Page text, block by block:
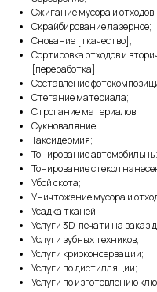
Сжигание мусора и отходов;
Скрайбирование лазерное;
Снование [ткачество];
Сортировка отходов и
[переработка];
Составление
Стегание материала;
Строгание материалов;
Сукноваляние;
Таксидермия;
Тонирование
Тонирование стекол
Убой скота;
Уничтожение мусора и
Усадка тканей;
Услуги 3D-печати на заказ
Услуги зубных техников;
Услуги криоконсервации;
Услуги по дистилляции;
Услуги по изготовлению